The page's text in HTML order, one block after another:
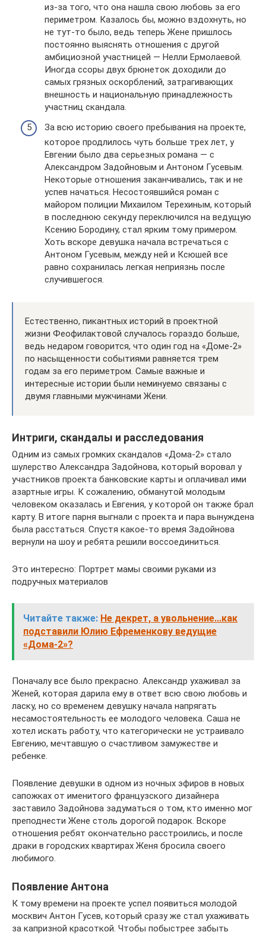
из-за того, что она нашла свою любовь за его
периметром. Казалось бы, можно вздохнуть, но
не тут-то было, ведь теперь Жене пришлось
постоянно выяснять отношения с другой
амбициозной участницей — Нелли Ермолаевой.
Иногда ссоры двух брюнеток доходили до
самых грязных оскорблений, затрагивающих
внешность и национальную принадлежность
участниц скандала.
За всю историю своего пребывания на проекте,
которое продлилось чуть больше трех лет, у
Евгении было два серьезных романа — с
Александром Задойновым и Антоном Гусевым.
Некоторые отношения заканчивались, так и не
успев начаться. Несостоявшийся роман с
майором полиции Михаилом Терехиным, который
в последнюю секунду переключился на ведущую
Ксению Бородину, стал ярким тому примером.
Хоть вскоре девушка начала встречаться с
Антоном Гусевым, между ней и Ксюшей все
равно сохранилась легкая неприязнь после
случившегося.
Естественно, пикантных историй в проектной
жизни Феофилактовой случалось гораздо больше,
ведь недаром говорится, что один год на «Доме-2»
по насыщенности событиями равняется трем
годам за его периметром. Самые важные и
интересные истории были неминуемо связаны с
двумя главными мужчинами Жени.
Интриги, скандалы и расследования
Одним из самых громких скандалов «Дома-2» стало
шулерство Александра Задойнова, который воровал у
участников проекта банковские карты и оплачивал ими
азартные игры. К сожалению, обманутой молодым
человеком оказалась и Евгения, у которой он также брал
карту. В итоге парня выгнали с проекта и пара вынуждена
была расстаться. Спустя какое-то время Задойнова
вернули на шоу и ребята решили воссоединиться.
Это интересно: Портрет мамы своими руками из
подручных материалов
Читайте также: Не декрет, а увольнение...как
подставили Юлию Ефременкову ведущие
«Дома-2»?
Поначалу все было прекрасно. Александр ухаживал за
Женей, которая дарила ему в ответ всю свою любовь и
ласку, но со временем девушку начала напрягать
несамостоятельность ее молодого человека. Саша не
хотел искать работу, что категорически не устраивало
Евгению, мечтавшую о счастливом замужестве и
ребенке.
Появление девушки в одном из ночных эфиров в новых
сапожках от именитого французского дизайнера
заставило Задойнова задуматься о том, кто именно мог
преподнести Жене столь дорогой подарок. Вскоре
отношения ребят окончательно расстроились, и после
драки в городских квартирах Женя бросила своего
любимого.
Появление Антона
К тому времени на проекте успел появиться молодой
москвич Антон Гусев, который сразу же стал ухаживать
за капризной красоткой. Чтобы побыстрее забыть